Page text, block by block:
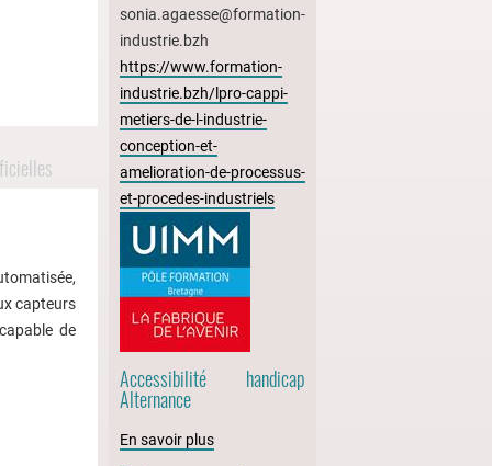
capteurs
de
sonia.agaesse@formation-
industrie.bzh
https://www.formation-
industrie.bzh/lpro-cappi-
metiers-de-l-industrie-
conception-et-
amelioration-de-processus-
et-procedes-industriels
Accessibilité handicap
Alternance
En savoir plus